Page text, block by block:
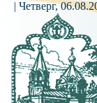
| Четверг,